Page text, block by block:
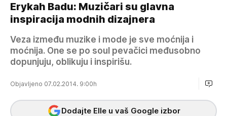
Erykah Badu: Muzičari su glavna
inspiracija modnih dizajnera
Veza između muzike i mode je sve moćnija i
moćnija. One se po soul pevačici međusobno
dopunjuju, oblikuju i inspirišu.
Objavljeno 07.02.2014. 9:00h
Dodajte Elle u vaš Google izbor